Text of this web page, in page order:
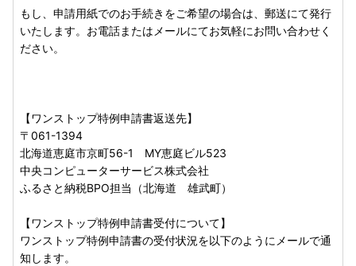
もし、申請用紙でのお手続きをご希望の場合は、郵送にて発行
いたします。お電話またはメールにてお気軽にお問い合わせく
ださい。
【ワンストップ特例申請書返送先】
〒061-1394
北海道恵庭市京町56-1 MY恵庭ビル523
中央コンピューターサービス株式会社
ふるさと納税BPO担当（北海道 雄武町）
【ワンストップ特例申請書受付について】
ワンストップ特例申請書の受付状況を以下のようにメールで通
知します。